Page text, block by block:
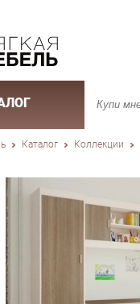
Каталог Коллекции